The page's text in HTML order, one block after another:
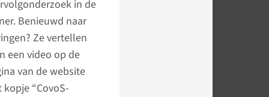
in de
Benieuwd naar
Ze vertellen
een video op de
van de website
“CovoS-